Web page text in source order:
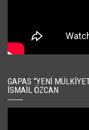
GAPAS “YENI
İSMAIL ÖZCAN